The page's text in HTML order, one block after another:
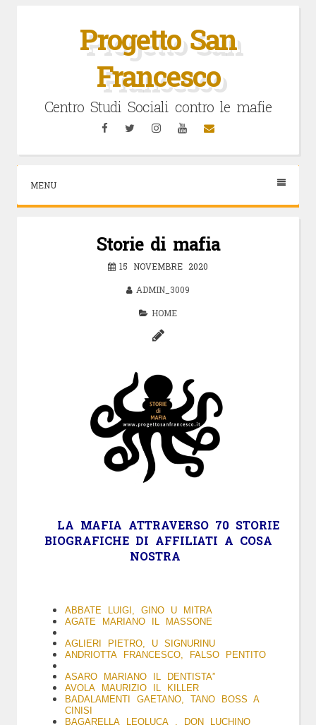
Progetto San
Francesco
Centro Studi Sociali contro le mafie
FacebookTwitterInstagramYouTubeEmail
MENU
Storie di mafia
15 NOVEMBRE 2020
ADMIN_3009
HOME
LA MAFIA ATTRAVERSO 70 STORIE
BIOGRAFICHE DI AFFILIATI A COSA
NOSTRA
ABBATE LUIGI, GINO U MITRA
AGATE MARIANO IL MASSONE
AGLIERI PIETRO, U SIGNURINU
ANDRIOTTA FRANCESCO, FALSO PENTITO
ASARO MARIANO IL DENTISTA”
AVOLA MAURIZIO IL KILLER
BADALAMENTI GAETANO, TANO BOSS A
CINISI
BAGARELLA LEOLUCA , DON LUCHINO